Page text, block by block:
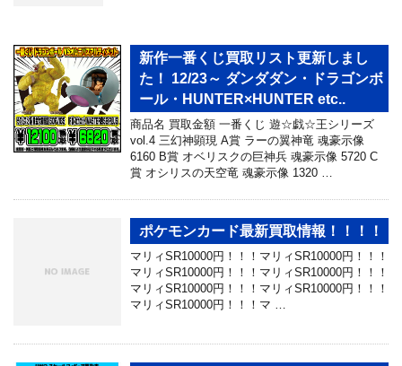
新作一番くじ買取リスト更新しまし
た！ 12/23～ ダンダダン・ドラゴンボ
ール・HUNTER×HUNTER etc..
商品名 買取金額 一番くじ 遊☆戯☆王シリーズ
vol.4 三幻神顕現 A賞 ラーの翼神竜 魂豪示像
6160 B賞 オベリスクの巨神兵 魂豪示像 5720 C
賞 オシリスの天空竜 魂豪示像 1320 …
ポケモンカード最新買取情報！！！！
マリィSR10000円！！！マリィSR10000円！！！
マリィSR10000円！！！マリィSR10000円！！！
マリィSR10000円！！！マリィSR10000円！！！
マリィSR10000円！！！マ …